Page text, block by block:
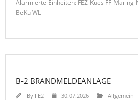
Alarmierte Einheiten: FEZ-Kues FF-
BeKu WL
B-2 BRANDMELDEANLAGE
By FE2 30.07.2026 Allgemein